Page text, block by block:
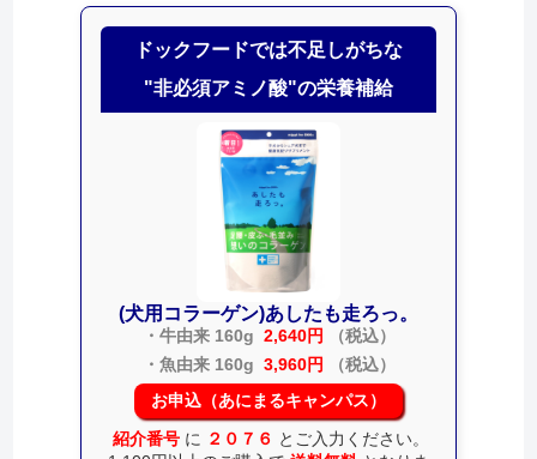
ドックフードでは不足しがちな
"非必須アミノ酸"の栄養補給
(犬用コラーゲン)あしたも走ろっ。
・牛由来 160g 2,640円
（税込）
・魚由来 160g 3,960円
（税込）
お申込（あにまるキャンパス）
紹介番号 に ２０７６ とご入力ください。